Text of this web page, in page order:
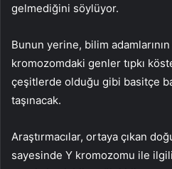
gelmediğini söylüyor.
Bunun yerine, bilim
kromozomdaki genler tıpkı
çeşitlerde olduğu gibi basitçe
taşınacak.
Araştırmacılar, ortaya çıkan
sayesinde Y kromozomu ile